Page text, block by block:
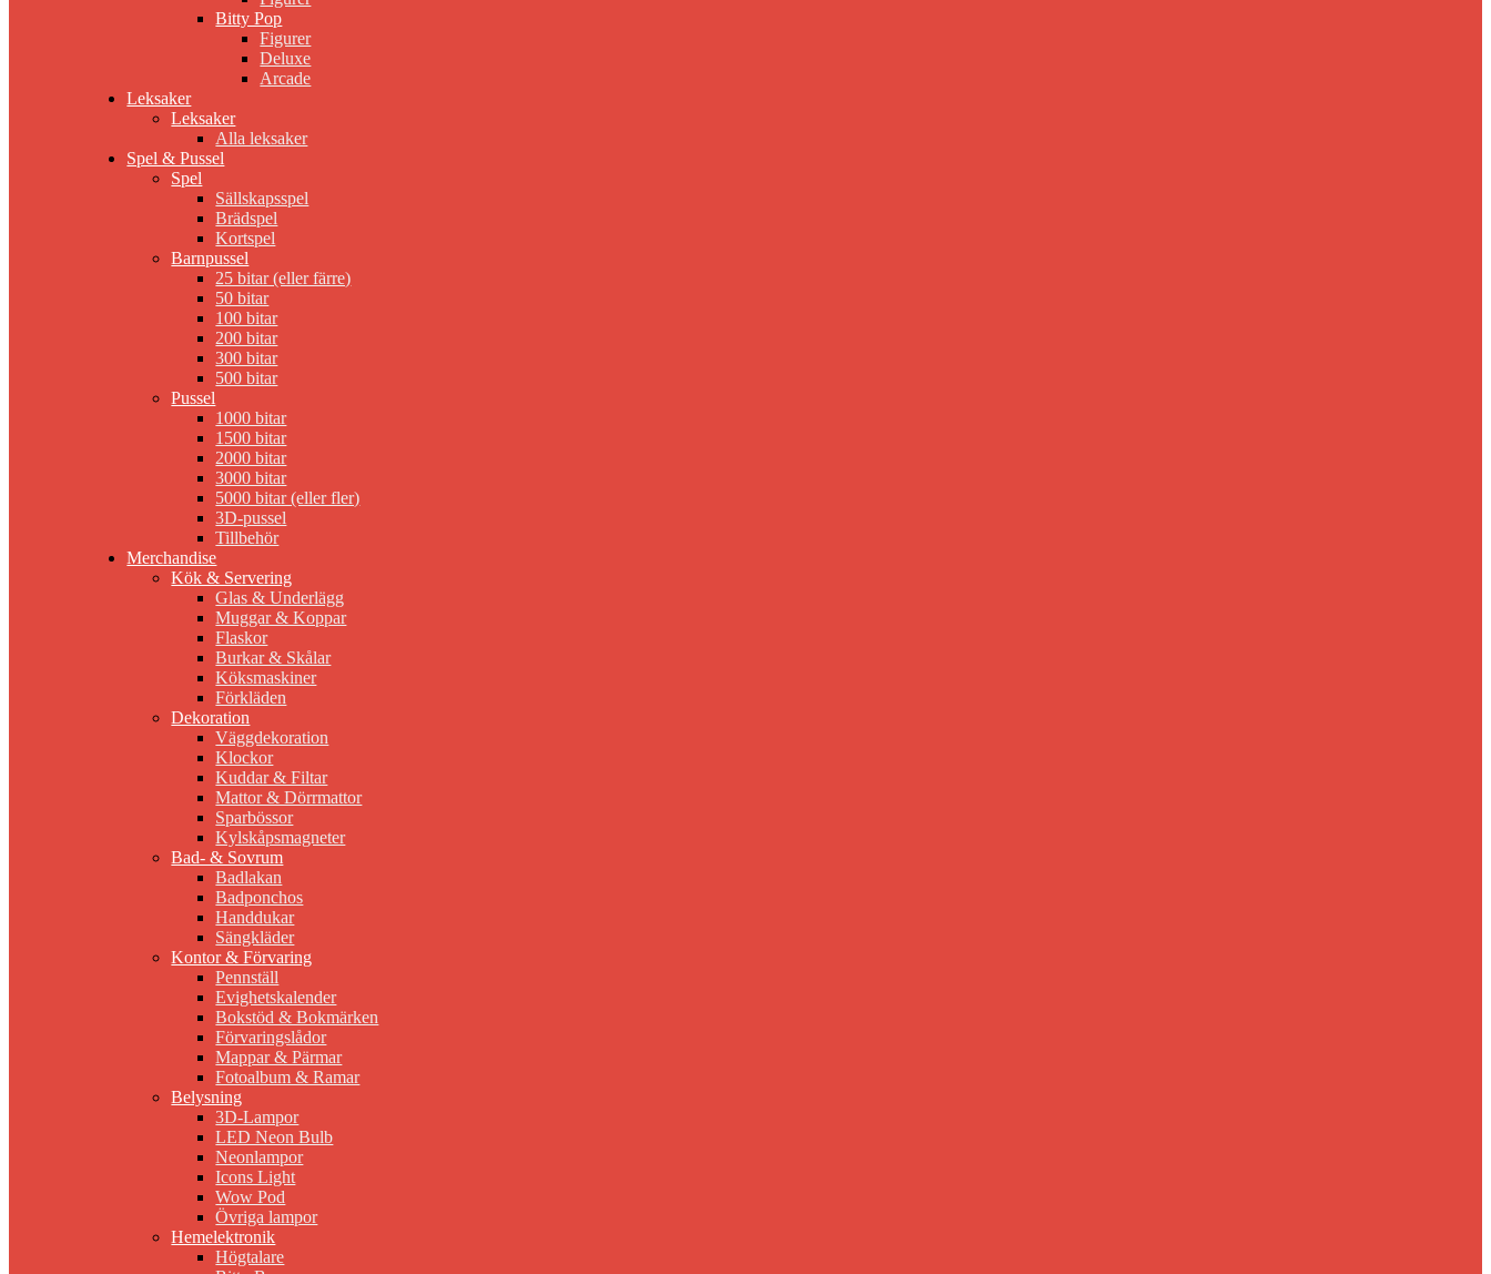
Bitty Pop
Figurer
Deluxe
Arcade
Leksaker
Leksaker
Alla leksaker
Spel & Pussel
Spel
Sällskapsspel
Brädspel
Kortspel
Barnpussel
25 bitar (eller färre)
50 bitar
100 bitar
200 bitar
300 bitar
500 bitar
Pussel
1000 bitar
1500 bitar
2000 bitar
3000 bitar
5000 bitar (eller fler)
3D-pussel
Tillbehör
Merchandise
Kök & Servering
Glas & Underlägg
Muggar & Koppar
Flaskor
Burkar & Skålar
Köksmaskiner
Förkläden
Dekoration
Väggdekoration
Klockor
Kuddar & Filtar
Mattor & Dörrmattor
Sparbössor
Kylskåpsmagneter
Bad- & Sovrum
Badlakan
Badponchos
Handdukar
Sängkläder
Kontor & Förvaring
Pennställ
Evighetskalender
Bokstöd & Bokmärken
Förvaringslådor
Mappar & Pärmar
Fotoalbum & Ramar
Belysning
3D-Lampor
LED Neon Bulb
Neonlampor
Icons Light
Wow Pod
Övriga lampor
Hemelektronik
Högtalare